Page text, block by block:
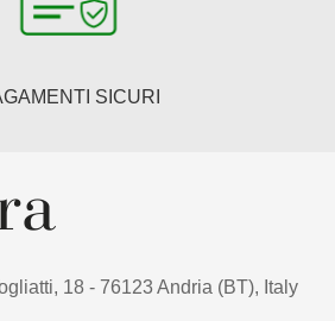
SICURI
18 - 76123 Andria (BT), Italy